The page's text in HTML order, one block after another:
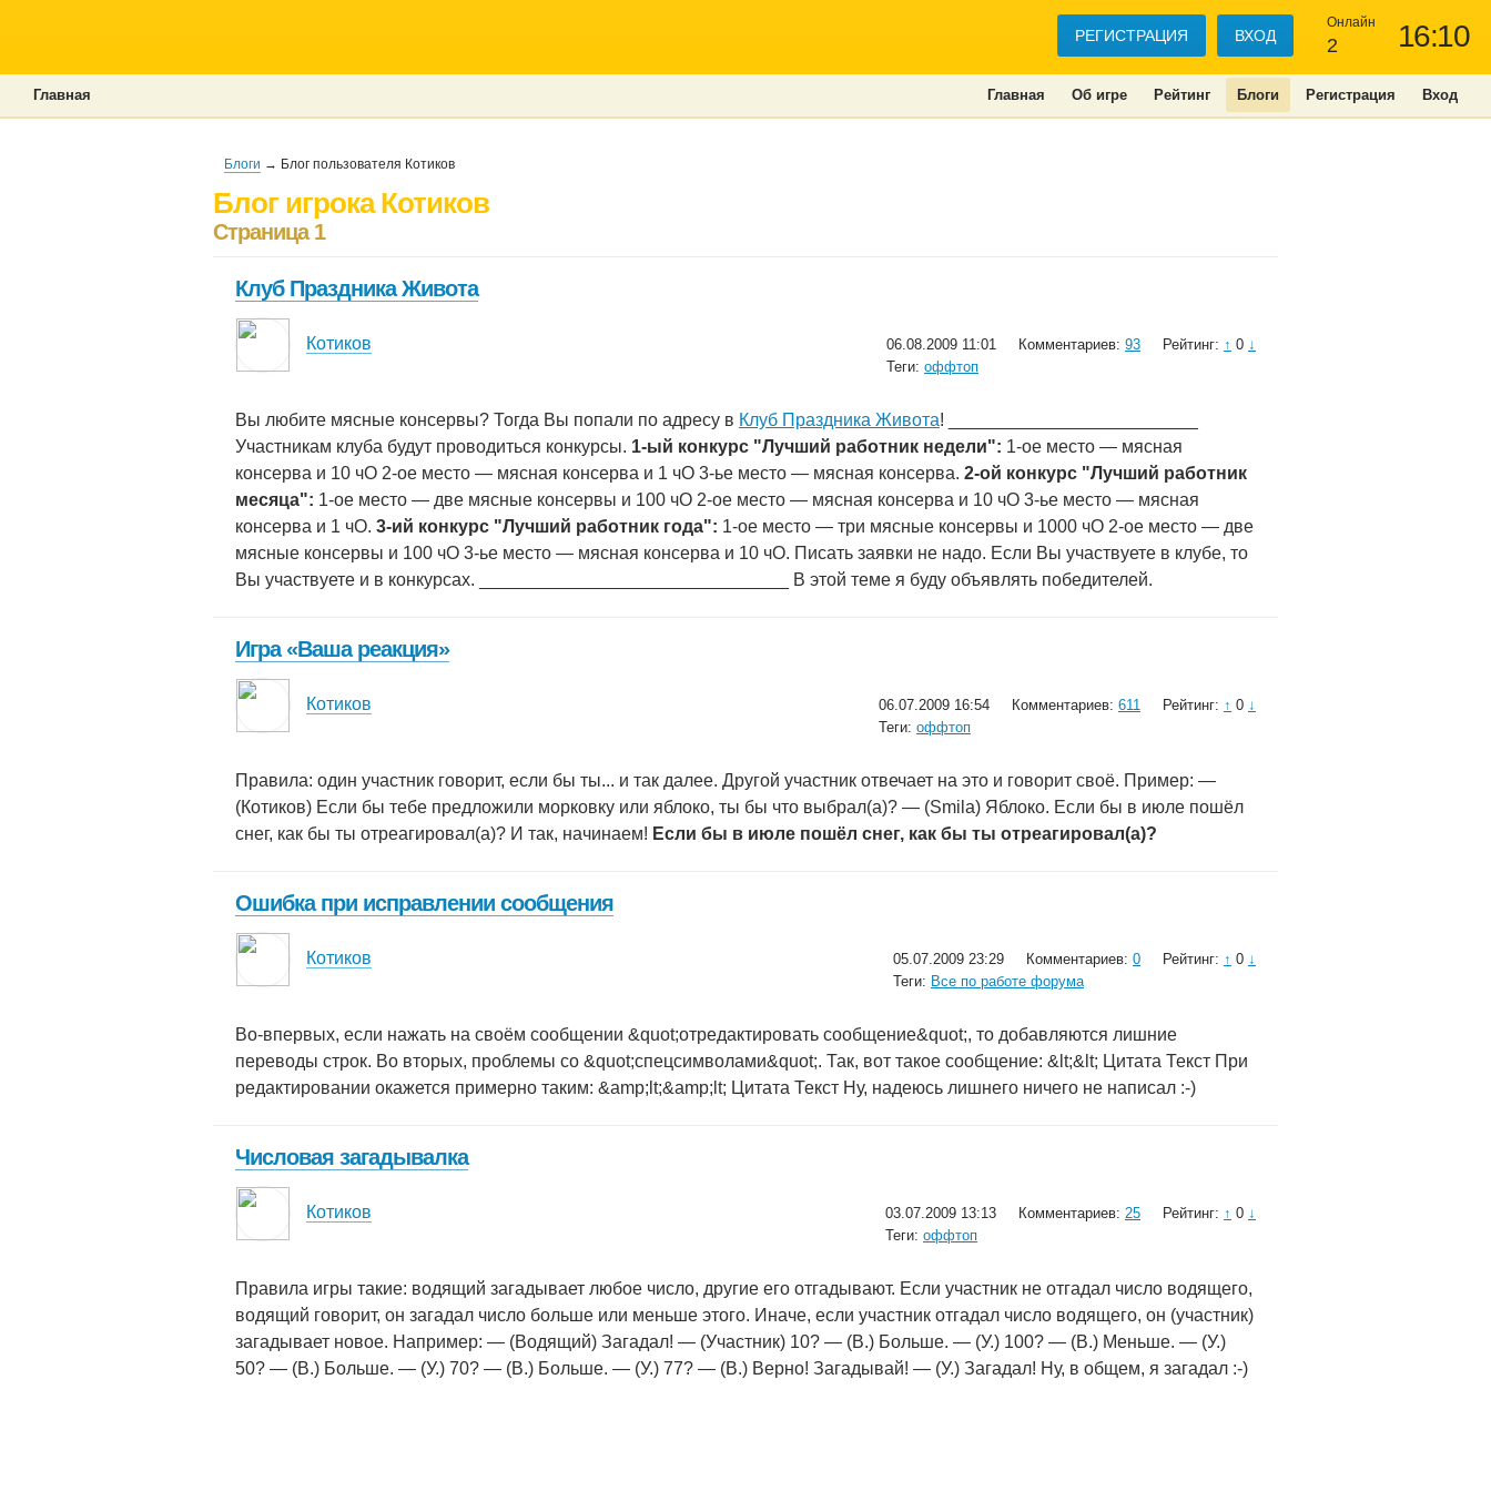
16:10
Онлайн
2
РЕГИСТРАЦИЯ ВХОД
Главная Об игре Рейтинг Блоги Регистрация Вход
Главная
Блоги → Блог пользователя Котиков
Блог игрока Котиков
Страница 1
Клуб Праздника Живота
Котиков 06.08.2009 11:01 Комментариев: 93 Рейтинг: ↑ 0 ↓
Теги: оффтоп
Вы любите мясные консервы? Тогда Вы попали по адресу в Клуб Праздника Живота! _________________________
Участникам клуба будут проводиться конкурсы. 1-ый конкурс "Лучший работник недели": 1-ое место — мясная
консерва и 10 чО 2-ое место — мясная консерва и 1 чО 3-ье место — мясная консерва. 2-ой конкурс "Лучший работник
месяца": 1-ое место — две мясные консервы и 100 чО 2-ое место — мясная консерва и 10 чО 3-ье место — мясная
консерва и 1 чО. 3-ий конкурс "Лучший работник года": 1-ое место — три мясные консервы и 1000 чО 2-ое место — две
мясные консервы и 100 чО 3-ье место — мясная консерва и 10 чО. Писать заявки не надо. Если Вы участвуете в клубе, то
Вы участвуете и в конкурсах. _______________________________ В этой теме я буду объявлять победителей.
Игра «Ваша реакция»
Котиков 06.07.2009 16:54 Комментариев: 611 Рейтинг: ↑ 0 ↓
Теги: оффтоп
Правила: один участник говорит, если бы ты... и так далее. Другой участник отвечает на это и говорит своё. Пример: —
(Котиков) Если бы тебе предложили морковку или яблоко, ты бы что выбрал(а)? — (Smila) Яблоко. Если бы в июле пошёл
снег, как бы ты отреагировал(а)? И так, начинаем! Если бы в июле пошёл снег, как бы ты отреагировал(а)?
Ошибка при исправлении сообщения
Котиков 05.07.2009 23:29 Комментариев: 0 Рейтинг: ↑ 0 ↓
Теги: Все по работе форума
Во-впервых, если нажать на своём сообщении &quot;отредактировать сообщение&quot;, то добавляются лишние
переводы строк. Во вторых, проблемы со &quot;спецсимволами&quot;. Так, вот такое сообщение: &lt;&lt; Цитата Текст При
редактировании окажется примерно таким: &amp;lt;&amp;lt; Цитата Текст Ну, надеюсь лишнего ничего не написал :-)
Числовая загадывалка
Котиков 03.07.2009 13:13 Комментариев: 25 Рейтинг: ↑ 0 ↓
Теги: оффтоп
Правила игры такие: водящий загадывает любое число, другие его отгадывают. Если участник не отгадал число водящего,
водящий говорит, он загадал число больше или меньше этого. Иначе, если участник отгадал число водящего, он (участник)
загадывает новое. Например: — (Водящий) Загадал! — (Участник) 10? — (В.) Больше. — (У.) 100? — (В.) Меньше. — (У.)
50? — (В.) Больше. — (У.) 70? — (В.) Больше. — (У.) 77? — (В.) Верно! Загадывай! — (У.) Загадал! Ну, в общем, я загадал :-)